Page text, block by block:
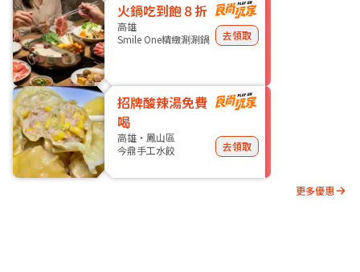
火鍋吃到飽８折
高雄
Smile One精緻涮涮鍋
去領取
招牌酸辣湯免費
喝
高雄・鳳山區
今鼎手工水餃
去領取
更多優惠